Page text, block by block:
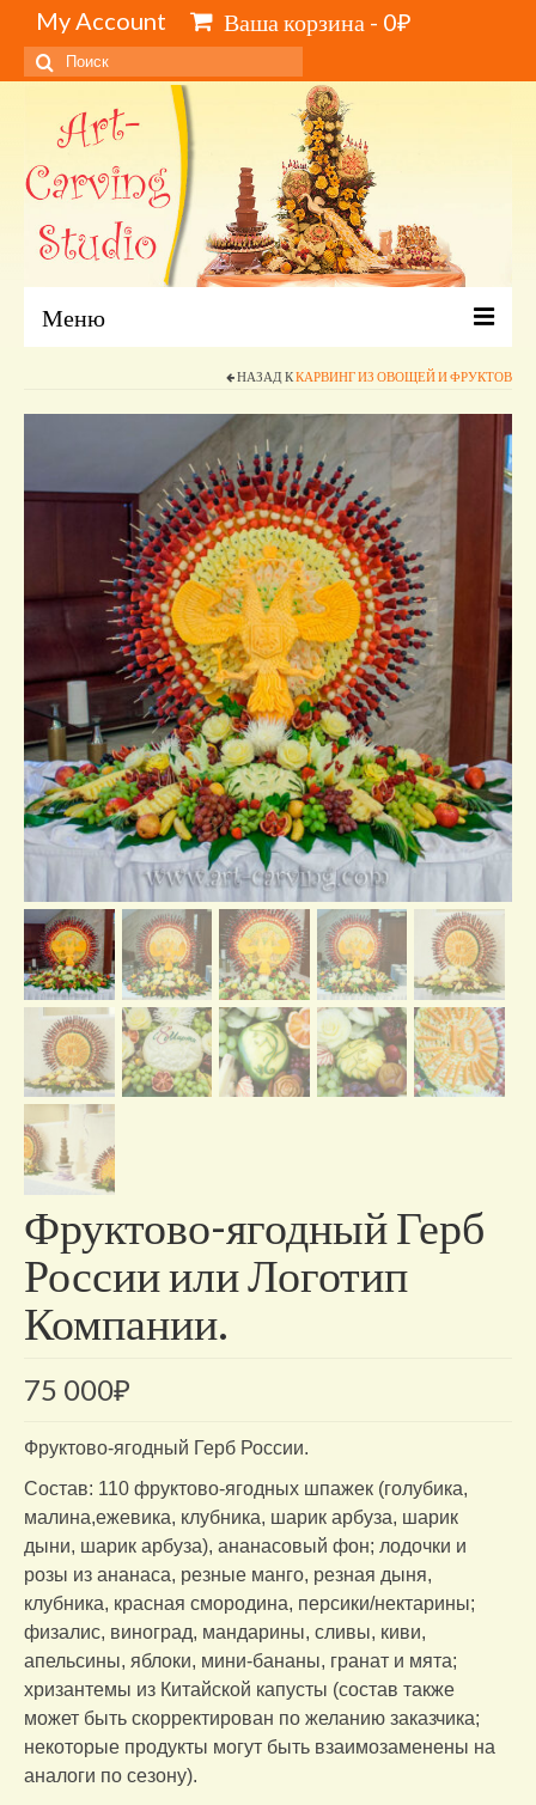
My Account Ваша корзина - 0₽
Искать:
Меню
Каталог и цены
Обучение карвингу, свиту, видеокурсы
Инструменты
Отзывы о нас
Контакты/доставка
НАЗАД ККАРВИНГ ИЗ ОВОЩЕЙ И ФРУКТОВ
Фруктово-ягодный Герб
России или Логотип
Компании.
75 000₽
Фруктово-ягодный Герб России.
Состав: 110 фруктово-ягодных шпажек (голубика,
малина,ежевика, клубника, шарик арбуза, шарик
дыни, шарик арбуза), ананасовый фон; лодочки и
розы из ананаса, резные манго, резная дыня,
клубника, красная смородина, персики/нектарины;
физалис, виноград, мандарины, сливы, киви,
апельсины, яблоки, мини-бананы, гранат и мята;
хризантемы из Китайской капусты (состав также
может быть скорректирован по желанию заказчика;
некоторые продукты могут быть взаимозаменены на
аналоги по сезону).